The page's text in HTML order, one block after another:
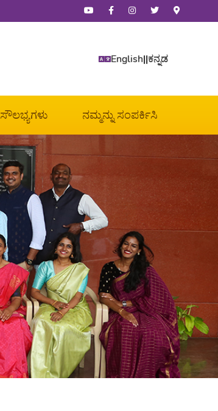
English||ಕನ್ನಡ
ಸೌಲಭ್ಯಗಳು ನಮ್ಮನ್ನು ಸಂಪರ್ಕಿಸಿ